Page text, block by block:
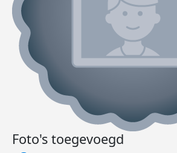
Foto's toegevoegd